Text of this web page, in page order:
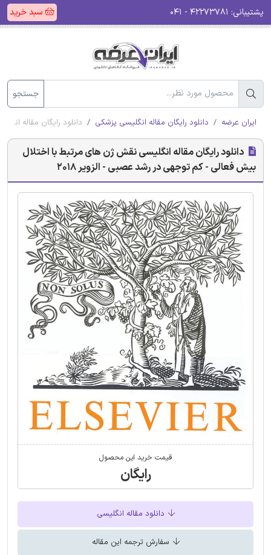
پشتیبانی: سبد خرید
جستجو
ایران عرضه دانلود رایگان مقاله انگلیسی پزشکی دانلود رایگان مقاله
دانلود رایگان مقاله انگلیسی نقش ژن های مرتبط با اختلال
بیش فعالی - کم توجهی در رشد عصبی - الزویر 2018
قیمت خرید این محصول
رایگان
دانلود مقاله انگلیسی
سفارش ترجمه این مقاله